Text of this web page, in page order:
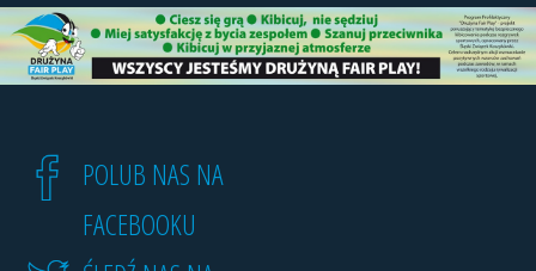
POLUB NAS NA
FACEBOOKU